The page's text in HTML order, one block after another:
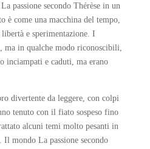
passione secondo Thérèse in un
è come una macchina del tempo,
e sperimentazione. I
ma in qualche modo riconoscibili,
inciampati e caduti, ma erano
divertente da leggere, con colpi
tenuto con il fiato sospeso fino
alcuni temi molto pesanti in
Il mondo La passione secondo